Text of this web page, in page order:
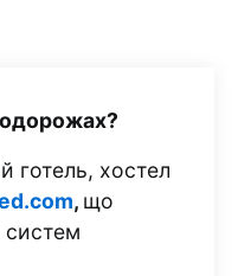
готель, хостел
, що
систем